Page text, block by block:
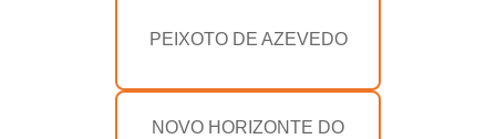
PEIXOTO DE AZEVEDO
NOVO HORIZONTE DO